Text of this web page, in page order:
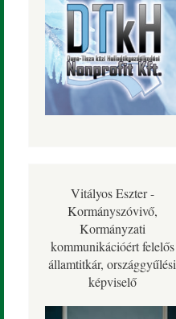
Vitályos Eszter -
Kormányszóvivő,
Kormányzati
kommunikációért felelős
államtitkár, országgyűlési
képviselő